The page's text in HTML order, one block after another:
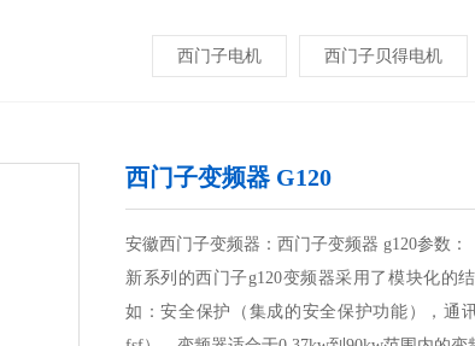
西门子电机 西门子贝得电机
西门子变频器 G120
安徽西门子变频器：西门子变频器 g120参数：
新系列的西门子g120变频器采用了模块化的
如：安全保护（集成的安全保护功能），通